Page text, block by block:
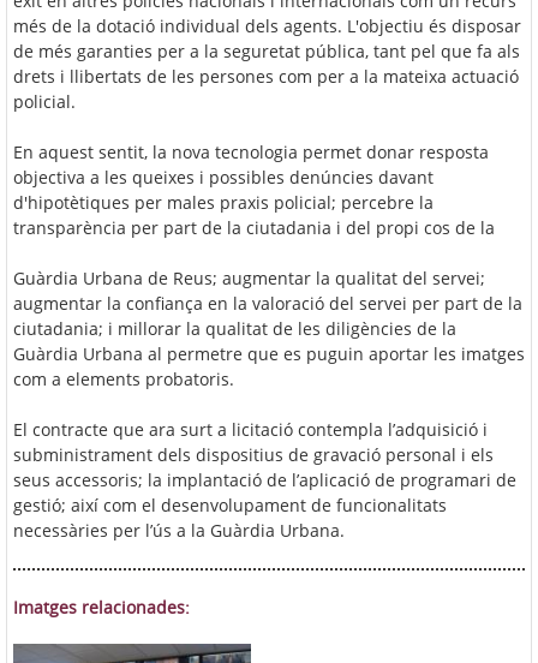
més de la dotació individual dels agents. L'objectiu és disposar
de més garanties per a la seguretat pública, tant pel que fa als
drets i llibertats de les persones com per a la mateixa actuació
policial.
En aquest sentit, la nova tecnologia permet donar resposta
objectiva a les queixes i possibles denúncies davant
d'hipotètiques per males praxis policial; percebre la
transparència per part de la ciutadania i del propi cos de la
Guàrdia Urbana de Reus; augmentar la qualitat del servei;
augmentar la confiança en la valoració del servei per part de la
ciutadania; i millorar la qualitat de les diligències de la
Guàrdia Urbana al permetre que es puguin aportar les imatges
com a elements probatoris.
El contracte que ara surt a licitació contempla l’adquisició i
subministrament dels dispositius de gravació personal i els
seus accessoris; la implantació de l’aplicació de programari de
gestió; així com el desenvolupament de funcionalitats
necessàries per l’ús a la Guàrdia Urbana.
Imatges relacionades: